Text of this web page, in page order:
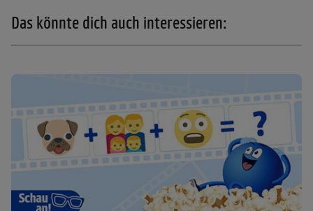
Das könnte dich auch interessieren: